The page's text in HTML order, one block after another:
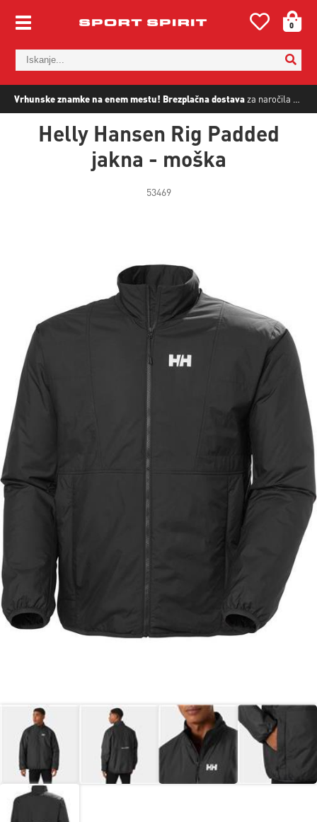
Vrhunske znamke na enem mestu! Brezplačna dostavaza naročila nad
0
Helly Hansen Rig Padded
jakna - moška
53469